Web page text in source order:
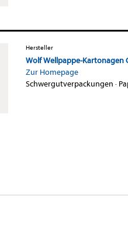
Hersteller
Wolf Wellpappe-Kartonagen
Zur Homepage
Schwergutverpackungen ·